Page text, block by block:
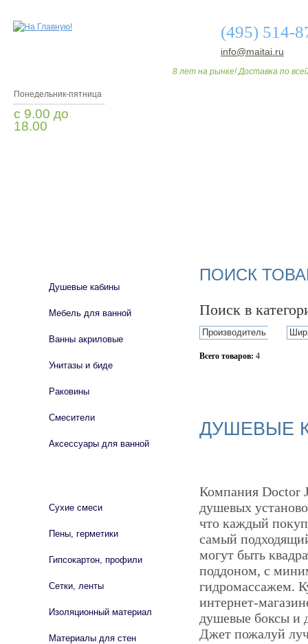
(495) 514-
info@maitai.ru
8 лет на рынке! Доставка по
Понедельник-пятница
с 9.00 до
18.00
ПОИСК
Поиск в
Производитель
Всего товаров: 4
ДУШЕВЫЕ
Компания Doctor
душевых
что каждый
самый
могут быть
поддоном, с
гидромассажем.
интернет-
душевые боксы и
Джет пожалуй
Душевые кабины
Мебель для ванной
Ванны акриловые
Унитазы и биде
Раковины
Смесители
Аксессуары для ванной
Сухие смеси
Пены, герметики
Гипсокартон, профили
Сетки, ленты
Изоляционный материал
Материалы для стен